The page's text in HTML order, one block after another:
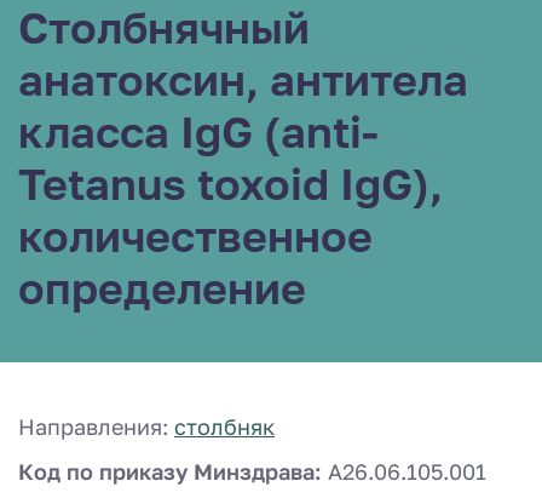
Столбнячный
анатоксин, антитела
класса IgG (аnti-
Tetanus toxoid IgG),
количественное
определение
Направления: столбняк
Код по приказу Минздрава: A26.06.105.001